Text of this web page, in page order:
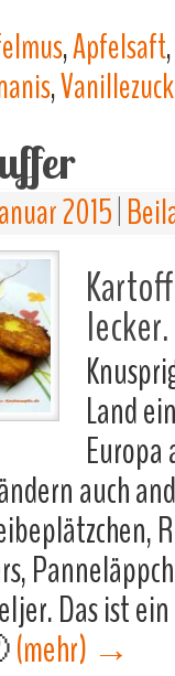
,Apfelsaft,
,
2015
lecker.
Land
auch
Das ist
(mehr) →